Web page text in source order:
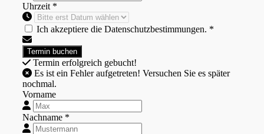
Uhrzeit *
Ich akzeptiere die Datenschutzbestimmungen. *
Termin erfolgreich gebucht!
nochmal.
Vorname
Nachname *